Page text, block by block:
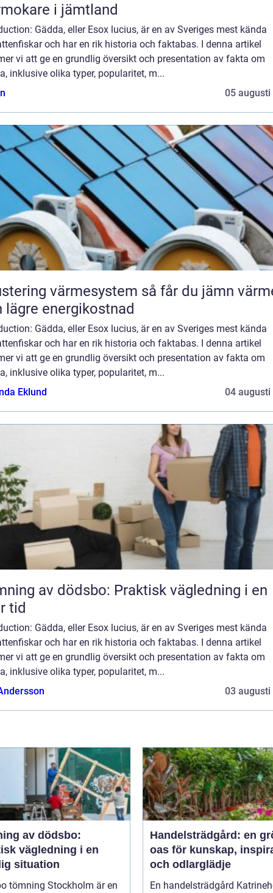
i jämtland
Gädda, eller Esox lucius, är en av Sveriges mest kända
och har en rik historia och faktabas. I denna artikel
vi att ge en grundlig översikt och presentation av fakta om
inklusive olika typer, popularitet, m...
05 augusti
värmesystem så får du jämn värme
lägre energikostnad
Gädda, eller Esox lucius, är en av Sveriges mest kända
och har en rik historia och faktabas. I denna artikel
vi att ge en grundlig översikt och presentation av fakta om
inklusive olika typer, popularitet, m...
Eklund
04 augusti
av dödsbo: Praktisk vägledning i en
tid
Gädda, eller Esox lucius, är en av Sveriges mest kända
och har en rik historia och faktabas. I denna artikel
vi att ge en grundlig översikt och presentation av fakta om
inklusive olika typer, popularitet, m...
03 augusti
av dödsbo:
vägledning i en
situation
tömning Stockholm är en
Handelsträdgård: en
oas för kunskap,
och odlarglädje
En handelsträdgård